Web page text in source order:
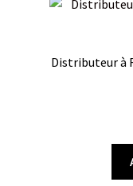
Distributeur à